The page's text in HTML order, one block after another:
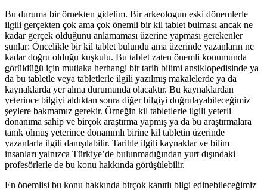
Bu duruma bir örnekten gidelim. Bir arkeologun eski dönemlerle
ilgili gerçekten çok ama çok önemli bir kil tablet bulması ancak ne
kadar gerçek olduğunu anlamaması üzerine yapması gerekenler
şunlar: Öncelikle bir kil tablet bulundu ama üzerinde yazanların ne
kadar doğru olduğu kuşkulu. Bu tablet zaten önemli konumunda
görüldüğü için mutlaka herhangi bir tarih bilimi ansiklopedisinde ya
da bu tabletle veya tabletlerle ilgili yazılmış makalelerde ya da
kaynaklarda yer alma durumunda olacaktır. Bu kaynaklardan
yeterince bilgiyi aldıktan sonra diğer bilgiyi doğrulayabileceğimiz
şeylere bakmamız gerekir. Örneğin kil tabletlerle ilgili yeterli
donanıma sahip ve birçok araştırma yapmış ya da bu araştırmalara
tanık olmuş yeterince donanımlı birine kil tabletin üzerinde
yazanlarla ilgili danışılabilir. Tarihle ilgili kaynaklar ve bilim
insanları yalnızca Türkiye’de bulunmadığından yurt dışındaki
profesörlerle de bu konu hakkında görüşülebilir.
En önemlisi bu konu hakkında birçok kanıtlı bilgi edinebileceğimiz